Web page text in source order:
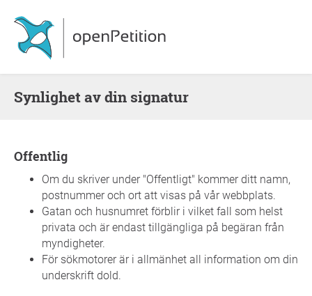
Synlighet av din signatur
Offentlig
Om du skriver under "Offentligt" kommer ditt namn,
postnummer och ort att visas på vår webbplats.
Gatan och husnumret förblir i vilket fall som helst
privata och är endast tillgängliga på begäran från
myndigheter.
För sökmotorer är i allmänhet all information om din
underskrift dold.